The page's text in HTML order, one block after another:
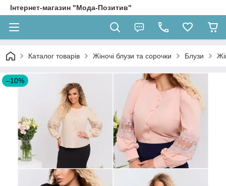
Інтернет-магазин "Мода-Позитив"
Каталог товарів Жіночі блузи та сорочки Блузи
–10%